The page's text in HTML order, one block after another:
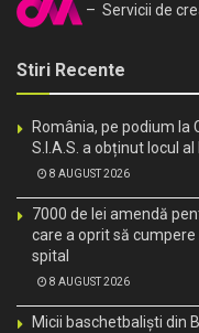
– Servicii de
Stiri Recente
România, pe podium la
S.I.A.S. a obținut locul al
8 AUGUST 2026
7000 de lei amendă
care a oprit să
spital
8 AUGUST 2026
Micii baschetbaliști din